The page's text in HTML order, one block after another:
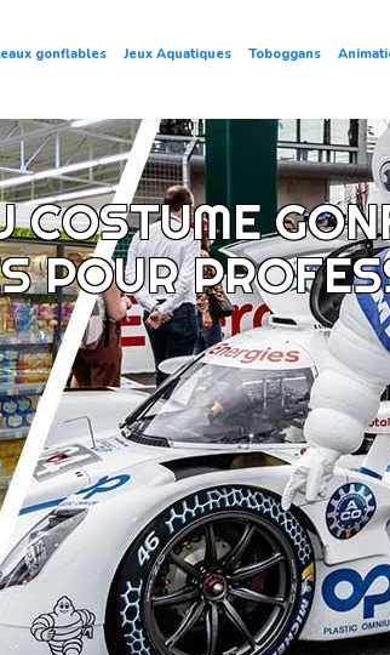
gonflables Jeux Aquatiques Toboggans
COSTUME
POUR